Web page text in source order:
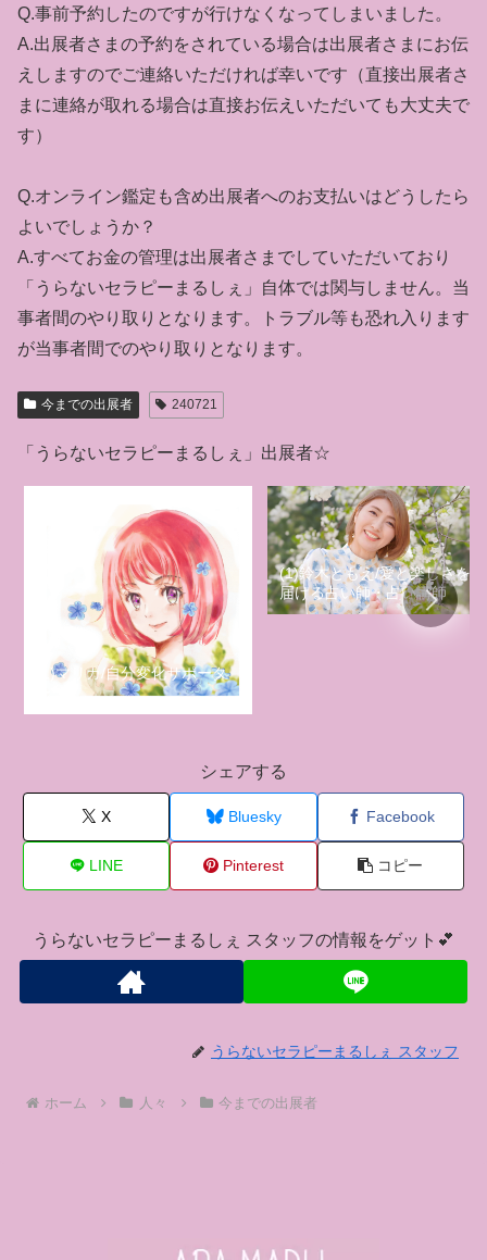
Q.事前予約したのですが行けなくなってしまいました。
A.出展者さまの予約をされている場合は出展者さまにお伝
えしますのでご連絡いただければ幸いです（直接出展者さ
まに連絡が取れる場合は直接お伝えいただいても大丈夫で
す）
Q.オンライン鑑定も含め出展者へのお支払いはどうしたら
よいでしょうか？
A.すべてお金の管理は出展者さまでしていただいており
「うらないセラピーまるしぇ」自体では関与しません。当
事者間のやり取りとなります。トラブル等も恐れ入ります
が当事者間でのやり取りとなります。
今までの出展者 240721
「うらないセラピーまるしぇ」出展者☆
(1)マリカ/自分変化サポータ
(1)鈴木ともえ/愛と楽しさを
届ける占い師・占い講師
シェアする
X Bluesky Facebook
LINE Pinterest コピー
うらないセラピーまるしぇ スタッフの情報をゲット💕
うらないセラピーまるしぇ スタッフ
ホーム 人々 今までの出展者